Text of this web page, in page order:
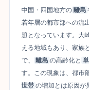
中国・四国地方の 離島
若年層の都市部への流
題となっています。大
える地域もあり、家族
で、
離島 の高齢化と
す。この現象は、都市
世帯 の増加とは原因が